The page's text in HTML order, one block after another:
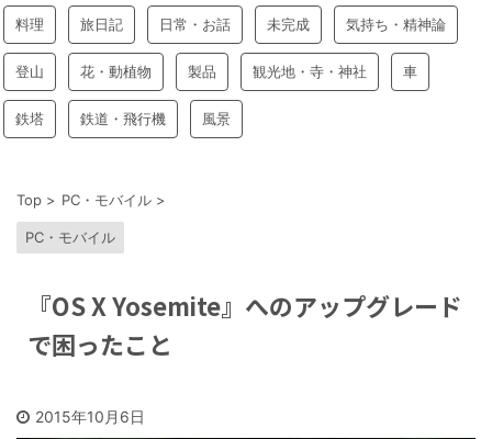
料理 旅日記 日常・お話 未完成 気持ち・精神論
登山 花・動植物 製品 観光地・寺・神社 車
鉄塔 鉄道・飛行機 風景
Top > PC・モバイル >
PC・モバイル
『OS X Yosemite』へのアップグレード
で困ったこと
2015年10月6日